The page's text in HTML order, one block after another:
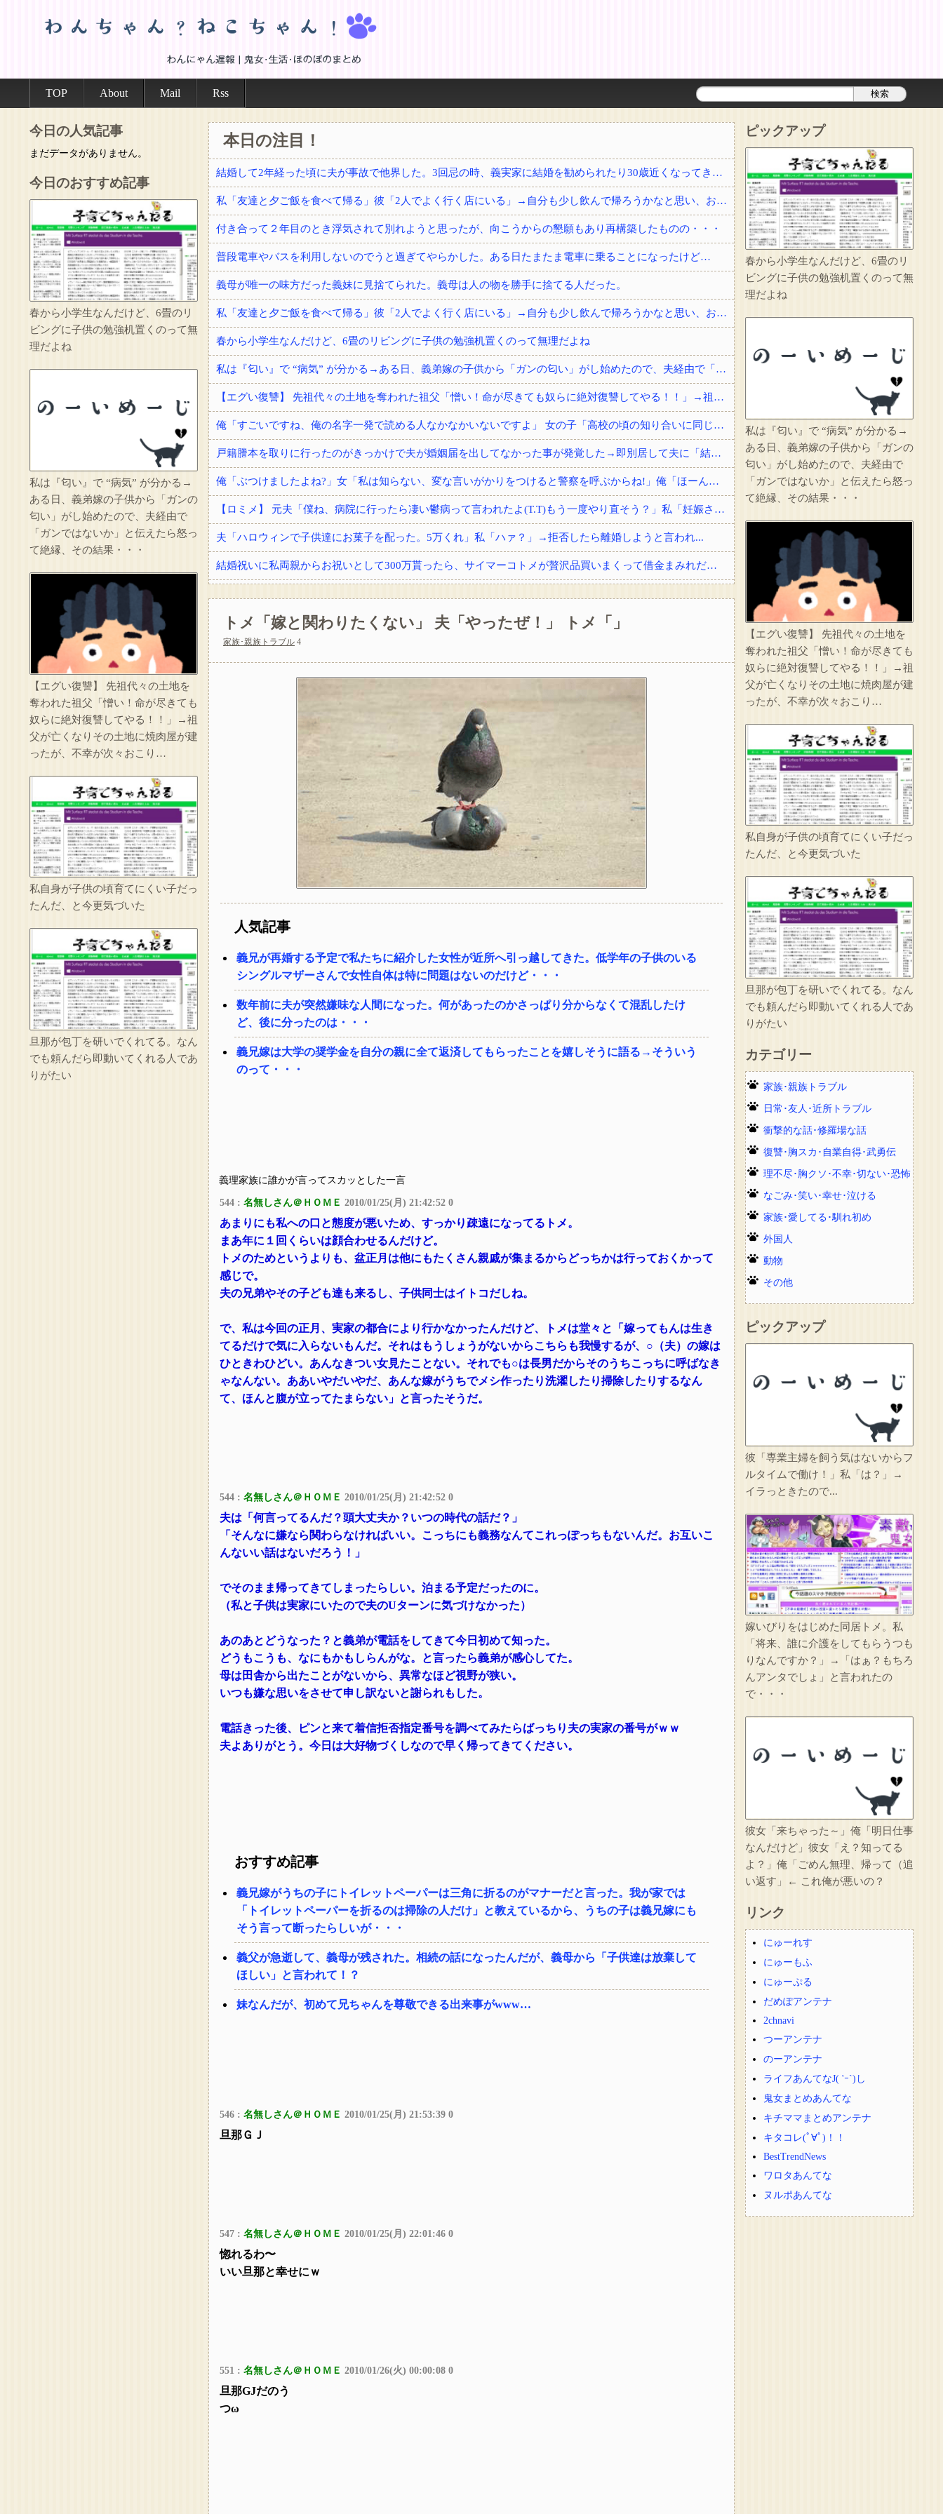
TOP About Mail Rss
今日の人気記事
まだデータがありません。
今日のおすすめ記事
春から小学生なんだけど、6畳のリ
ビングに子供の勉強机置くのって無
理だよね
私は『匂い』で “病気” が分かる→
ある日、義弟嫁の子供から「ガンの
匂い」がし始めたので、夫経由で
「ガンではないか」と伝えたら怒っ
て絶縁、その結果・・・
【エグい復讐】 先祖代々の土地を
奪われた祖父「憎い！命が尽きても
奴らに絶対復讐してやる！！」→祖
父が亡くなりその土地に焼肉屋が建
ったが、不幸が次々おこり…
私自身が子供の頃育てにくい子だっ
たんだ、と今更気づいた
旦那が包丁を研いでくれてる。なん
でも頼んだら即動いてくれる人であ
りがたい
本日の注目！
結婚して2年経った頃に夫が事故で他界した。3回忌の時、義実家に結婚を勧められたり30歳近くなってきて、このままでいいのかなとぼんやり思っていると・・・？
私「友達と夕ご飯を食べて帰る」彼「2人でよく行く店にいる」→自分も少し飲んで帰ろうかなと思い、お店に顔を出したら・・・
付き合って２年目のとき浮気されて別れようと思ったが、向こうからの懇願もあり再構築したものの・・・
普段電車やバスを利用しないのでうと過ぎてやらかした。ある日たまたま電車に乗ることになったけど…
義母が唯一の味方だった義妹に見捨てられた。義母は人の物を勝手に捨てる人だった。
私「友達と夕ご飯を食べて帰る」彼「2人でよく行く店にいる」→自分も少し飲んで帰ろうかなと思い、お店に顔を出したら・・・
春から小学生なんだけど、6畳のリビングに子供の勉強机置くのって無理だよね
私は『匂い』で “病気” が分かる→ある日、義弟嫁の子供から「ガンの匂い」がし始めたので、夫経由で「ガンではないか」と伝えたら怒って絶縁、その結果・・・
【エグい復讐】 先祖代々の土地を奪われた祖父「憎い！命が尽きても奴らに絶対復讐してやる！！」→祖父が亡くなりその土地に焼肉屋が建ったが、不幸が次々おこり…
俺「すごいですね、俺の名字一発で読める人なかなかいないですよ」 女の子「高校の頃の知り合いに同じ名字の人が居まして」
戸籍謄本を取りに行ったのがきっかけで夫が婚姻届を出してなかった事が発覚した→即別居して夫に「結婚詐欺だから訴える！」と伝えたら信じられない...
俺「ぶつけましたよね?」女「私は知らない、変な言いがかりをつけると警察を呼ぶからね!」俺「ほーん」→スーパーの駐車場で当て逃げされた！警察に...
【ロミメ】 元夫「僕ね、病院に行ったら凄い鬱病って言われたよ(T.T)もう一度やり直そう？」私「妊娠させた女子高生はどうなったわけ！？」
夫「ハロウィンで子供達にお菓子を配った。5万くれ」私「ハァ？」→拒否したら離婚しようと言われ...
結婚祝いに私両親からお祝いとして300万貰ったら、サイマーコトメが贅沢品買いまくって借金まみれだから貸してと言ってきた。
手術を受けてドナーから内臓の一つをもらった。すると術後不思議な現象が…家族「気のせいよ」
私の母親はおにぎりは素手で握ってた
ベテラン看護師が若い看護師への指導の仕方で上司に注意されてるのを聞いてしまった
託児ママ「暇でしょー？置いといてくれるだけでいいからー」私（置いとくだけ？）→イラっとしたので…
トメ「嫁と関わりたくない」 夫「やったぜ！」 トメ「」
家族･親族トラブル 4
人気記事
義兄が再婚する予定で私たちに紹介した女性が近所へ引っ越してきた。低学年の子供のいる
シングルマザーさんで女性自体は特に問題はないのだけど・・・
数年前に夫が突然嫌味な人間になった。何があったのかさっぱり分からなくて混乱したけ
ど、後に分ったのは・・・
義兄嫁は大学の奨学金を自分の親に全て返済してもらったことを嬉しそうに語る→そういう
のって・・・
義理家族に誰かが言ってスカッとした一言
544 : 名無しさん＠ＨＯＭＥ 2010/01/25(月) 21:42:52 0
あまりにも私への口と態度が悪いため、すっかり疎遠になってるトメ。
まあ年に１回くらいは顔合わせるんだけど。
トメのためというよりも、盆正月は他にもたくさん親戚が集まるからどっちかは行っておくかって
感じで。
夫の兄弟やその子ども達も来るし、子供同士はイトコだしね。
で、私は今回の正月、実家の都合により行かなかったんだけど、トメは堂々と「嫁ってもんは生き
てるだけで気に入らないもんだ。それはもうしょうがないからこちらも我慢するが、○（夫）の嫁は
ひときわひどい。あんなきつい女見たことない。それでも○は長男だからそのうちこっちに呼ばなき
ゃなんない。ああいやだいやだ、あんな嫁がうちでメシ作ったり洗濯したり掃除したりするなん
て、ほんと腹が立ってたまらない」と言ったそうだ。
544 : 名無しさん＠ＨＯＭＥ 2010/01/25(月) 21:42:52 0
夫は「何言ってるんだ？頭大丈夫か？いつの時代の話だ？」
「そんなに嫌なら関わらなければいい。こっちにも義務なんてこれっぽっちもないんだ。お互いこ
んないい話はないだろう！」
でそのまま帰ってきてしまったらしい。泊まる予定だったのに。
（私と子供は実家にいたので夫のUターンに気づけなかった）
あのあとどうなった？と義弟が電話をしてきて今日初めて知った。
どうもこうも、なにもかもしらんがな。と言ったら義弟が感心してた。
母は田舎から出たことがないから、異常なほど視野が狭い。
いつも嫌な思いをさせて申し訳ないと謝られもした。
電話きった後、ピンと来て着信拒否指定番号を調べてみたらばっちり夫の実家の番号がｗｗ
夫よありがとう。今日は大好物づくしなので早く帰ってきてください。
おすすめ記事
義兄嫁がうちの子にトイレットペーパーは三角に折るのがマナーだと言った。我が家では
「トイレットペーパーを折るのは掃除の人だけ」と教えているから、うちの子は義兄嫁にも
そう言って断ったらしいが・・・
義父が急逝して、義母が残された。相続の話になったんだが、義母から「子供達は放棄して
ほしい」と言われて！？
妹なんだが、初めて兄ちゃんを尊敬できる出来事がwww…
546 : 名無しさん＠ＨＯＭＥ 2010/01/25(月) 21:53:39 0
旦那ＧＪ
547 : 名無しさん＠ＨＯＭＥ 2010/01/25(月) 22:01:46 0
惚れるわ〜
いい旦那と幸せにｗ
551 : 名無しさん＠ＨＯＭＥ 2010/01/26(火) 00:00:08 0
旦那GJだのう
つω
ピックアップ
春から小学生なんだけど、6畳のリ
ビングに子供の勉強机置くのって無
理だよね
私は『匂い』で “病気” が分かる→
ある日、義弟嫁の子供から「ガンの
匂い」がし始めたので、夫経由で
「ガンではないか」と伝えたら怒っ
て絶縁、その結果・・・
【エグい復讐】 先祖代々の土地を
奪われた祖父「憎い！命が尽きても
奴らに絶対復讐してやる！！」→祖
父が亡くなりその土地に焼肉屋が建
ったが、不幸が次々おこり…
私自身が子供の頃育てにくい子だっ
たんだ、と今更気づいた
旦那が包丁を研いでくれてる。なん
でも頼んだら即動いてくれる人であ
りがたい
カテゴリー
家族･親族トラブル
日常･友人･近所トラブル
衝撃的な話･修羅場な話
復讐･胸スカ･自業自得･武勇伝
理不尽･胸クソ･不幸･切ない･恐怖
なごみ･笑い･幸せ･泣ける
家族･愛してる･馴れ初め
外国人
動物
その他
ピックアップ
彼「専業主婦を飼う気はないからフ
ルタイムで働け！」私「は？」→
イラっときたので...
嫁いびりをはじめた同居トメ。私
「将来、誰に介護をしてもらうつも
りなんですか？」→「はぁ？もちろ
んアンタでしょ」と言われたの
で・・・
彼女「来ちゃった～」俺「明日仕事
なんだけど」彼女「え？知ってる
よ？」俺「ごめん無理、帰って（追
い返す」← これ俺が悪いの？
リンク
にゅーれす
にゅーもふ
にゅーぷる
だめぽアンテナ
2chnavi
つーアンテナ
のーアンテナ
ライフあんてなJ( 'ｰ`)し
鬼女まとめあんてな
キチママまとめアンテナ
キタコレ(ﾟ∀ﾟ)！！
BestTrendNews
ワロタあんてな
ヌルポあんてな